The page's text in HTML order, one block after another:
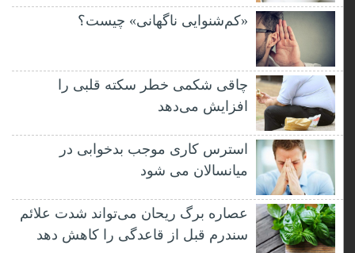
«کم‌شنوایی ناگهانی» چیست؟
چاقی شکمی خطر سکته قلبی را
افزایش می‌دهد
استرس کاری موجب بدخوابی در
میانسالان می شود
عصاره برگ ریحان می‌تواند شدت علائم
سندرم قبل از قاعدگی را کاهش دهد